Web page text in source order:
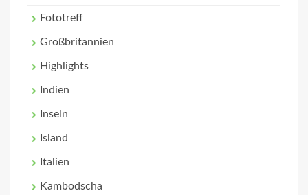
Fototreff
Großbritannien
Highlights
Indien
Inseln
Island
Italien
Kambodscha